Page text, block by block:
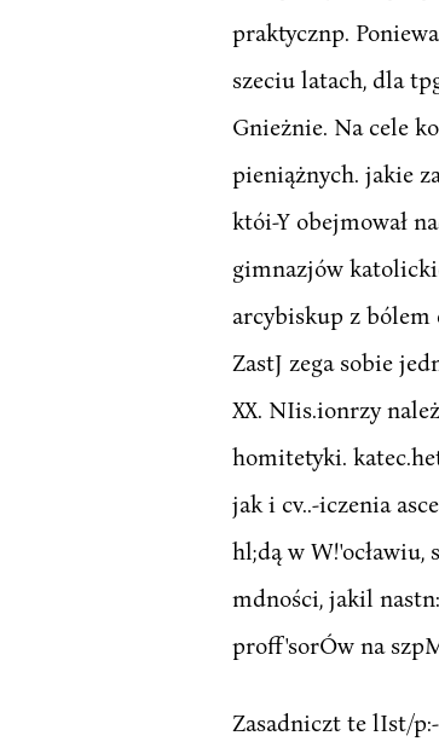
praktycznp.
szeciu latach, dla
Gnieżnie. Na cele
pieniążnych. jakie
któi-Y obejmował
gimnazjów
arcybiskup z bólem
ZastJ zega sobie
XX. NIis.ionrzy
homitetyki.
jak i cv..-iczenia
hl;dą w
mdności, jakil
proff'sorÓw na
Zasadniczt te lIst/